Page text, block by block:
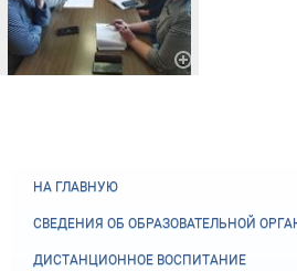
НА ГЛАВНУЮ
СВЕДЕНИЯ ОБ ОБРАЗОВАТЕЛЬНОЙ
ДИСТАНЦИОННОЕ ВОСПИТАНИЕ